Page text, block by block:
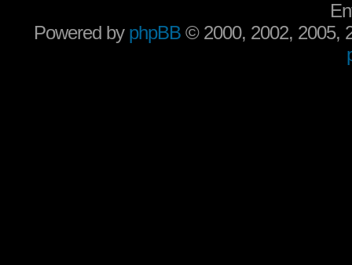
Powered by phpBB © 2000, 2002, 2005,